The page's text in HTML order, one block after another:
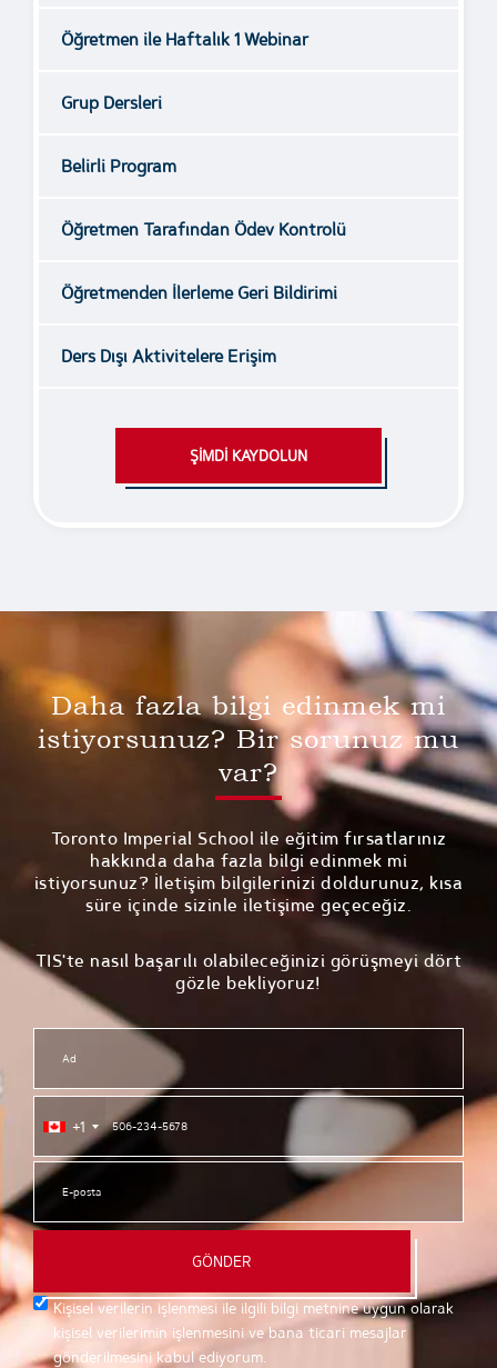
Öğretmen ile Haftalık 1 Webinar
Grup Dersleri
Belirli Program
Öğretmen Tarafından Ödev Kontrolü
Öğretmenden İlerleme Geri Bildirimi
Ders Dışı Aktivitelere Erişim
ŞİMDİ KAYDOLUN
Daha fazla bilgi edinmek mi
istiyorsunuz? Bir sorunuz mu
var?
Toronto Imperial School ile eğitim fırsatlarınız
hakkında daha fazla bilgi edinmek mi
istiyorsunuz? İletişim bilgilerinizi doldurunuz, kısa
süre içinde sizinle iletişime geçeceğiz.
TIS'te nasıl başarılı olabileceğinizi görüşmeyi dört
gözle bekliyoruz!
+1
GÖNDER
Kişisel verilerin işlenmesi ile ilgili bilgi metnine uygun olarak
kişisel verilerimin işlenmesini ve bana ticari mesajlar
gönderilmesini kabul ediyorum.